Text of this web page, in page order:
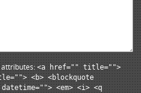
attributes:<a href="" title="">
<b> <blockquote
<em> <i> <q